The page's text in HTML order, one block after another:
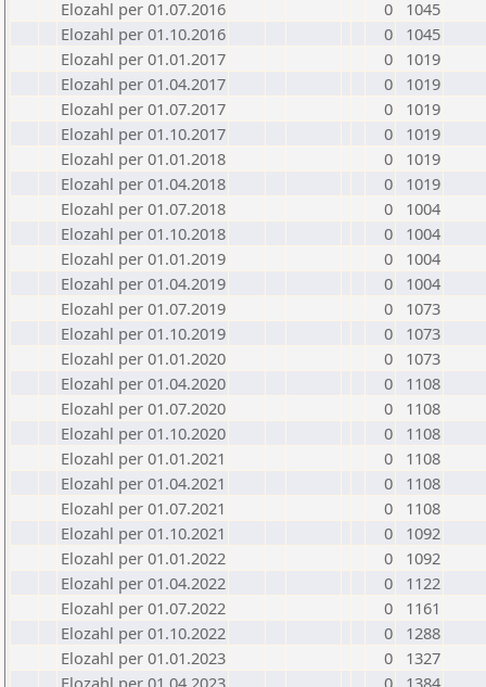
Elozahl per 01.07.2016
0
1045
Elozahl per 01.10.2016
0
1045
Elozahl per 01.01.2017
0
1019
Elozahl per 01.04.2017
0
1019
Elozahl per 01.07.2017
0
1019
Elozahl per 01.10.2017
0
1019
Elozahl per 01.01.2018
0
1019
Elozahl per 01.04.2018
0
1019
Elozahl per 01.07.2018
0
1004
Elozahl per 01.10.2018
0
1004
Elozahl per 01.01.2019
0
1004
Elozahl per 01.04.2019
0
1004
Elozahl per 01.07.2019
0
1073
Elozahl per 01.10.2019
0
1073
Elozahl per 01.01.2020
0
1073
Elozahl per 01.04.2020
0
1108
Elozahl per 01.07.2020
0
1108
Elozahl per 01.10.2020
0
1108
Elozahl per 01.01.2021
0
1108
Elozahl per 01.04.2021
0
1108
Elozahl per 01.07.2021
0
1108
Elozahl per 01.10.2021
0
1092
Elozahl per 01.01.2022
0
1092
Elozahl per 01.04.2022
0
1122
Elozahl per 01.07.2022
0
1161
Elozahl per 01.10.2022
0
1288
Elozahl per 01.01.2023
0
1327
Elozahl per 01.04.2023
0
1384